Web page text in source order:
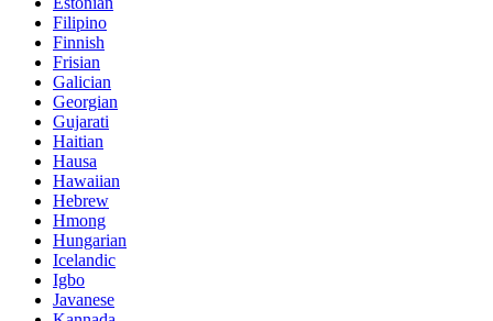
Filipino
Finnish
Frisian
Galician
Georgian
Gujarati
Haitian
Hausa
Hawaiian
Hebrew
Hmong
Hungarian
Icelandic
Igbo
Javanese